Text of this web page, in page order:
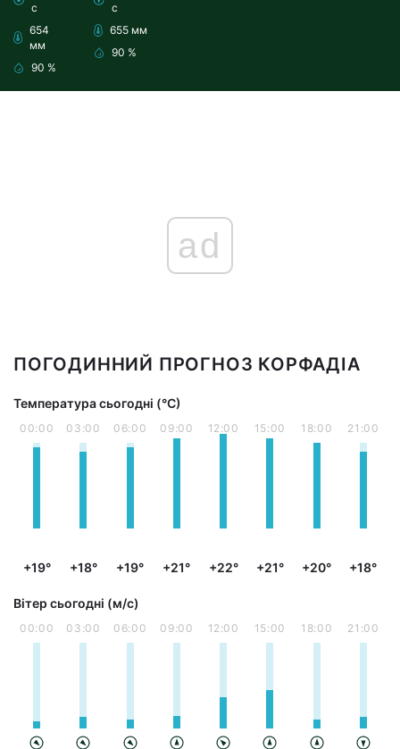
с
654
мм
90 %
с
655 мм
90 %
ad
ПОГОДИННИЙ ПРОГНОЗ КОРФАДІА
Температура сьогодні (°С)
00:00
+19°
03:00
+18°
06:00
+19°
09:00
+21°
12:00
+22°
15:00
+21°
18:00
+20°
21:00
+18°
Вітер сьогодні (м/с)
00:00 03:00 06:00 09:00 12:00 15:00 18:00 21:00